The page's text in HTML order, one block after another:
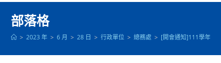
部落格
> 2023 年 > 6 月 > 28 日 > 行政單位 > 總務處 > [開會通知]111學年度